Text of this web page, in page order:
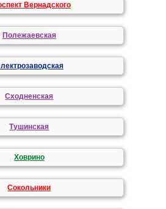
Вернадского
Полежаевская
Сходненская
Тушинская
Ховрино
Сокольники